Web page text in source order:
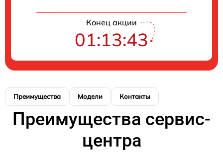
Конец акции
01:13:43
Преимущества Модели Контакты
Преимущества сервис-
центра